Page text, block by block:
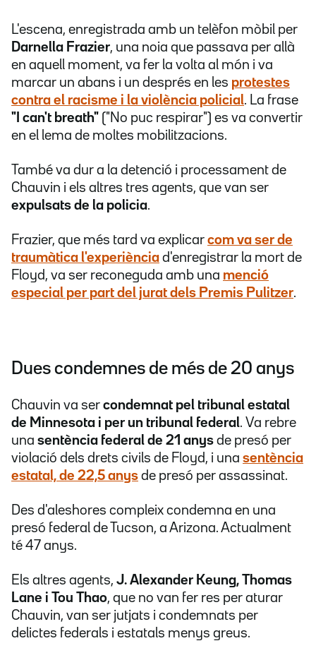
L'escena, enregistrada amb un telèfon mòbil per
Darnella Frazier, una noia que passava per allà
en aquell moment, va fer la volta al món i va
marcar un abans i un després en les protestes
contra el racisme i la violència policial. La frase
"I can't breath" ("No puc respirar") es va convertir
en el lema de moltes mobilitzacions.
També va dur a la detenció i processament de
Chauvin i els altres tres agents, que van ser
expulsats de la policia.
Frazier, que més tard va explicar com va ser de
traumàtica l'experiència d'enregistrar la mort de
Floyd, va ser reconeguda amb una menció
especial per part del jurat dels Premis Pulitzer.
Dues condemnes de més de 20 anys
Chauvin va ser condemnat pel tribunal estatal
de Minnesota i per un tribunal federal. Va rebre
una sentència federal de 21 anys de presó per
violació dels drets civils de Floyd, i una sentència
estatal, de 22,5 anys de presó per assassinat.
Des d'aleshores compleix condemna en una
presó federal de Tucson, a Arizona. Actualment
té 47 anys.
Els altres agents, J. Alexander Keung, Thomas
Lane i Tou Thao, que no van fer res per aturar
Chauvin, van ser jutjats i condemnats per
delictes federals i estatals menys greus.